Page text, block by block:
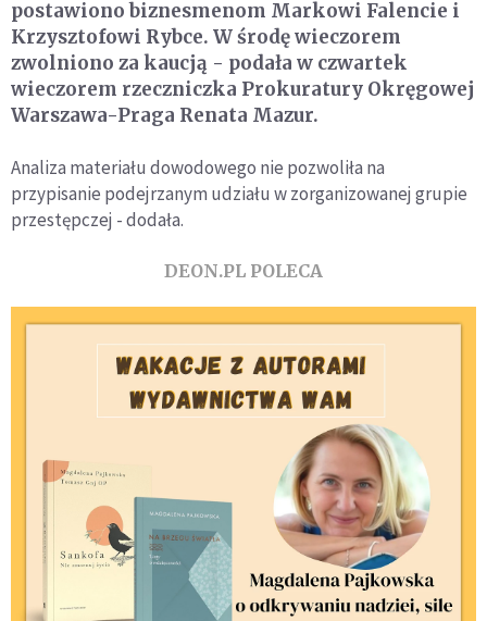
postawiono biznesmenom Markowi Falencie i
Krzysztofowi Rybce. W środę wieczorem
zwolniono za kaucją - podała w czwartek
wieczorem rzeczniczka Prokuratury Okręgowej
Warszawa-Praga Renata Mazur.
Analiza materiału dowodowego nie pozwoliła na
przypisanie podejrzanym udziału w zorganizowanej grupie
przestępczej - dodała.
DEON.PL POLECA